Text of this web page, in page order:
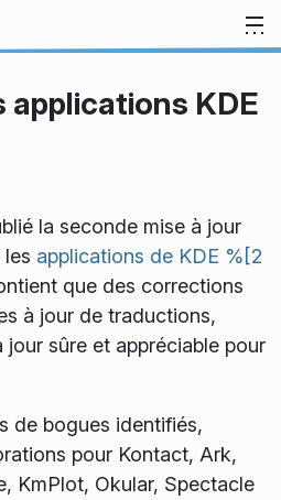
applications KDE
la seconde mise à jour
applications de KDE %[2
que des corrections
à jour de traductions,
jour sûre et appréciable pour
de bogues identifiés,
pour Kontact, Ark,
KmPlot, Okular, Spectacle